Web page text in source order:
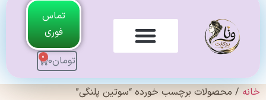
تماس
فوری
0
برچسب خورده “سوتین پلنگی”